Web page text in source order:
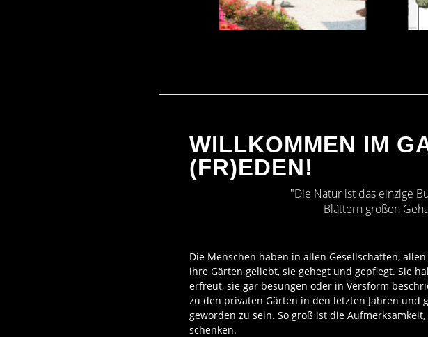
BEISPIELE
WILLKOMMEN IM
(FR)EDEN!
"Die Natur ist das einzige
Blättern großen
Die Menschen haben in allen Gesellschaften,
ihre Gärten geliebt, sie gehegt und gepflegt. Sie
erfreut, sie gar besungen oder in Versform
zu den privaten Gärten in den letzten Jahren und
geworden zu sein. So groß ist die
schenken.